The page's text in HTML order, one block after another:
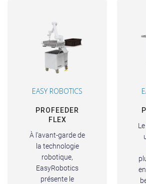
EASY ROBOTICS
PROFEEDER
FLEX
À l'avant-garde de
la technologie
robotique,
EasyRobotics
présente le